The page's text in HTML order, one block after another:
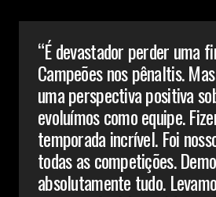
“É devastador perder uma
Campeões nos pênaltis.
uma perspectiva positiva
evoluímos como equipe.
temporada incrível. Foi
todas as competições.
absolutamente tudo.